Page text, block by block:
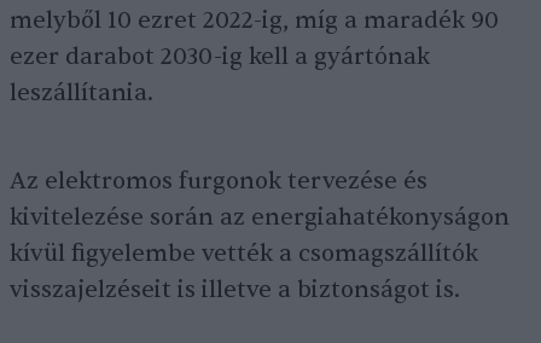
melyből 10 ezret 2022-ig, míg a maradék 90
ezer darabot 2030-ig kell a gyártónak
leszállítania.
Az elektromos furgonok tervezése és
kivitelezése során az energiahatékonyságon
kívül figyelembe vették a csomagszállítók
visszajelzéseit is illetve a biztonságot is.